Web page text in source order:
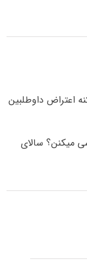
اعتراض داوطلبین
میکنن؟ سالای